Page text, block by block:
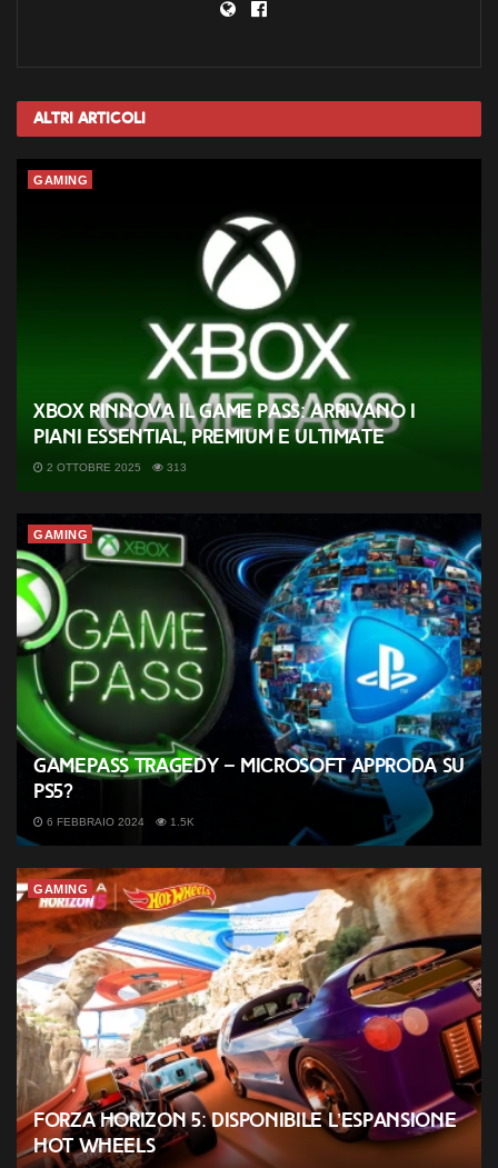
Altri Articoli
GAMING
Xbox rinnova il Game Pass: arrivano i
piani Essential, Premium e Ultimate
2 OTTOBRE 2025 313
GAMING
GamePass tragedy – Microsoft approda su
PS5?
6 FEBBRAIO 2024 1.5K
GAMING
Forza Horizon 5: disponibile l’espansione
Hot Wheels